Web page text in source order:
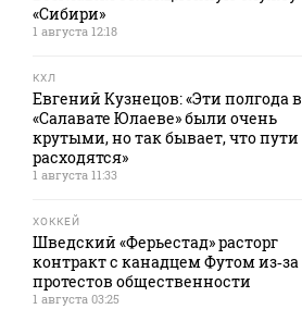
«Сибири»
1 августа 12:18
КХЛ
Евгений Кузнецов: «Эти полгода в
«Салавате Юлаеве» были очень
крутыми, но так бывает, что пути
расходятся»
1 августа 11:33
ХОККЕЙ
Шведский «Ферьестад» расторг
контракт с канадцем Футом из‑за
протестов общественности
1 августа 03:25